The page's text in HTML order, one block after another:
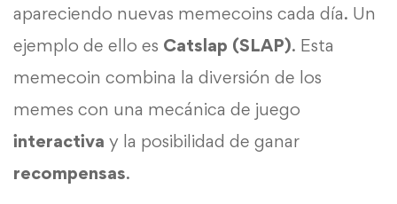
apareciendo nuevas memecoins cada día. Un
ejemplo de ello es Catslap (SLAP). Esta
memecoin combina la diversión de los
memes con una mecánica de juego
interactiva y la posibilidad de ganar
recompensas.